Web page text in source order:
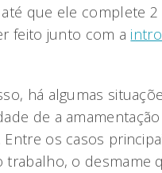
que ele complete 2
feito junto com a
há algumas
de a
Entre os casos
trabalho, o desmame